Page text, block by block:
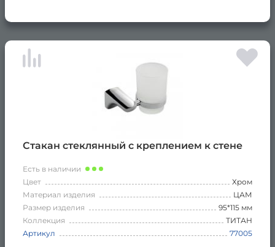
Стакан стеклянный с креплением к стене
Есть в наличии
Цвет
Хром
Материал изделия
ЦАМ
Размер изделия
95*115 мм
Коллекция
ТИТАН
Артикул
77005